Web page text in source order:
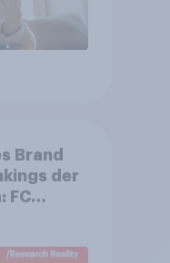
Brand
der
FC